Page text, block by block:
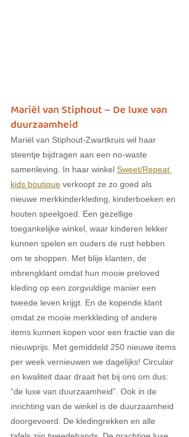
Mariël van Stiphout – De luxe van
duurzaamheid
Mariël van Stiphout-Zwartkruis wil haar
steentje bijdragen aan een no-waste
samenleving. In haar winkel Sweet/Repeat
kids boutique verkoopt ze zo goed als
nieuwe merkkinderkleding, kinderboeken en
houten speelgoed. Een gezellige
toegankelijke winkel, waar kinderen lekker
kunnen spelen en ouders de rust hebben
om te shoppen. Met blije klanten, de
inbrengklant omdat hun mooie preloved
kleding op een zorgvuldige manier een
tweede leven krijgt. En de kopende klant
omdat ze mooie merkkleding of andere
items kunnen kopen voor een fractie van de
nieuwprijs. Met gemiddeld 250 nieuwe items
per week vernieuwen we dagelijks! Circulair
en kwaliteit daar draait het bij ons om dus:
“de luxe van duurzaamheid”. Ook in de
inrichting van de winkel is de duurzaamheid
doorgevoerd. De kledingrekken en alle